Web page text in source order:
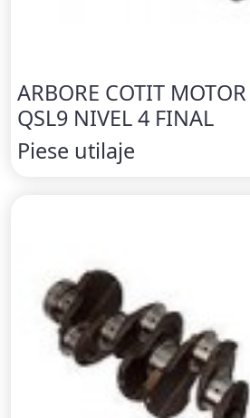
ARBORE COTIT
QSL9 NIVEL 4 FINAL
Piese utilaje